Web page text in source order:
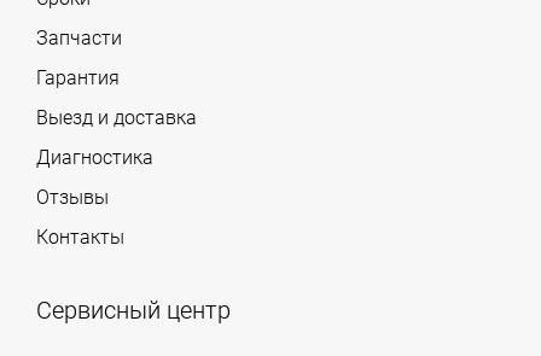
Запчасти
Гарантия
Выезд и доставка
Диагностика
Отзывы
Контакты
Сервисный центр